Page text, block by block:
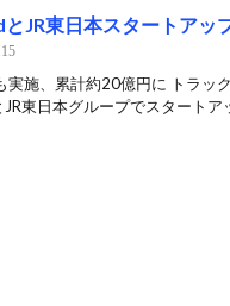
JR東日本スタートアッ
実施、累計約20億円に トラッ
JR東日本グループでスタートア